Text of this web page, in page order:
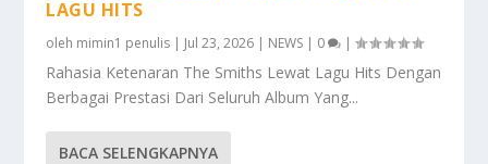
LAGU HITS
oleh mimin1 penulis | Jul 23, 2026 | NEWS | 0 |
Rahasia Ketenaran The Smiths Lewat Lagu Hits Dengan
Berbagai Prestasi Dari Seluruh Album Yang...
BACA SELENGKAPNYA